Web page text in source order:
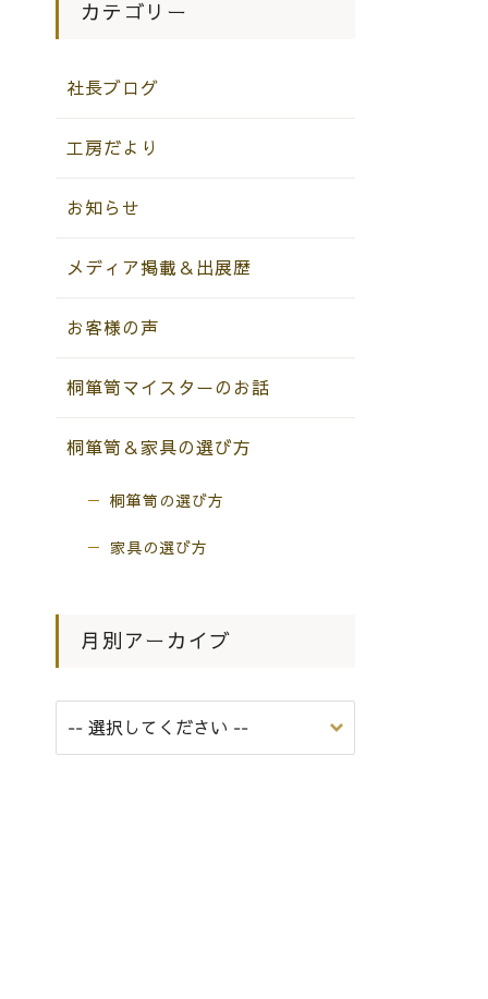
カテゴリー
社長ブログ
工房だより
お知らせ
メディア掲載＆出展歴
お客様の声
桐箪笥マイスターのお話
桐箪笥＆家具の選び方
桐箪笥の選び方
家具の選び方
月別アーカイブ